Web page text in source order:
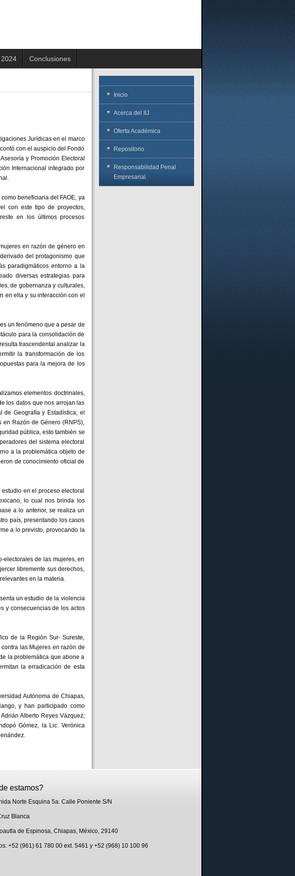
Conclusiones
Jurídicas en el marco
con el auspicio del Fondo
y Promoción Electoral
Internacional integrado por
beneficiaria del FAOE, ya
con este tipo de proyectos,
en los últimos procesos
en razón de género en
del protagonismo que
paradigmáticos entorno a la
diversas estrategias para
de gobernanza y culturales,
en ella y su interacción con el
un fenómeno que a pesar de
para la consolidación de
trascendental analizar la
la transformación de los
para la mejora de los
elementos doctrinales,
los datos que nos arrojan las
de Geografía y Estadística; el
Razón de Género (RNPS),
pública, esto también se
del sistema electoral
a la problemática objeto de
de conocimiento oficial de
en el proceso electoral
lo cual nos brinda los
a lo anterior, se realiza un
país, presentando los casos
a lo previsto, provocando la
electorales de las mujeres, en
libremente sus derechos,
en la materia.
un estudio de la violencia
y consecuencias de los actos
de la Región Sur- Sureste,
las Mujeres en razón de
la problemática que abone a
la erradicación de esta
Autónoma de Chiapas,
y han participado como
Alberto Reyes Vázquez;
Gómez, la Lic. Verónica
Inicio
Acerca del IIJ
Oferta Académica
Repositorio
Responsabilidad Penal
Empresarial
estamos?
Norte Esquina 5a. Calle Poniente S/N
Blanca
de Espinosa, Chiapas, México, 29140
+52 (961) 61 780 00 ext. 5461 y +52 (968) 10 100 96